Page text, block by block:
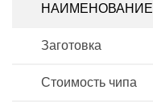
НАИМЕНОВАНИЕ
Заготовка
Стоимость чипа